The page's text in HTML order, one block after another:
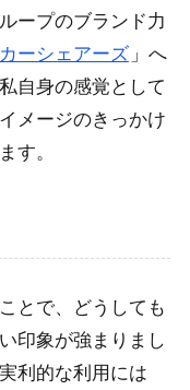
界とモラル
い視線
淡さ」
さに欠けるデジタル
の遅さ
ープのブランド力
ーシェアーズ 」へ
自身の感覚として
メージのきっかけ
す。
とで、どうしても
印象が強まりまし
利的な利用には